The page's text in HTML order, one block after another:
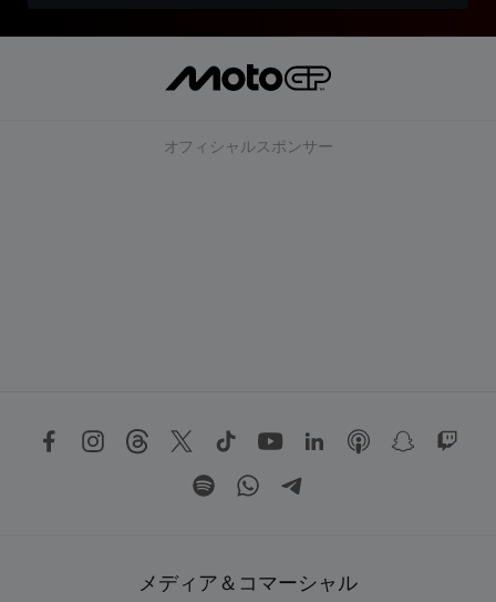
オフィシャルスポンサー
メディア＆コマーシャル